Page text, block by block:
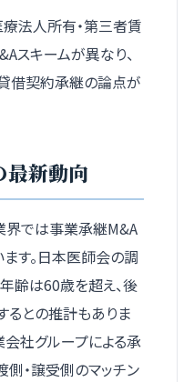
法人所有・第三者賃
スキームが異なり、
借契約承継の論点が
新動向
界では事業承継M&A
す。日本医師会の調
齢は60歳を超え、後
との推計もありま
会社グループによる承
側・譲受側のマッチン